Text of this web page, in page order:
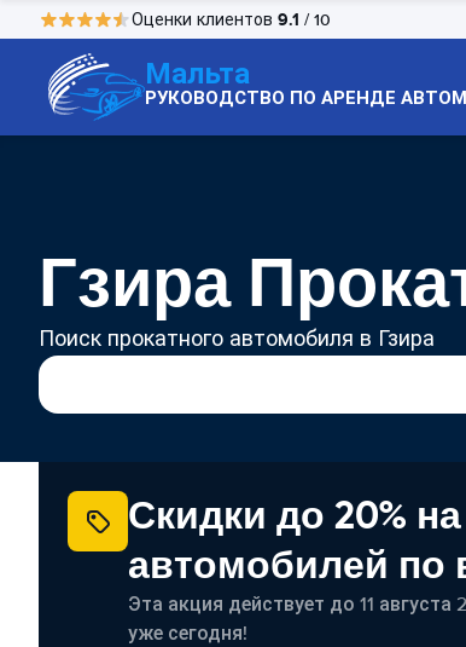
Оценки клиентов 9.1 / 10
Мальта
РУКОВОДСТВО ПО АРЕНДЕ
Гзира
Поиск прокатного автомобиля в Гзира
Скидки до 20%
автомобилей по
Эта акция действует до 11 августа
уже сегодня!